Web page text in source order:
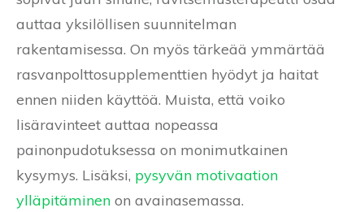
auttaa yksilöllisen suunnitelman
rakentamisessa. On myös tärkeää ymmärtää
rasvanpolttosupplementtien hyödyt ja haitat
ennen niiden käyttöä. Muista, että voiko
lisäravinteet auttaa nopeassa
painonpudotuksessa on monimutkainen
kysymys. Lisäksi, pysyvän motivaation
ylläpitäminen on avainasemassa.